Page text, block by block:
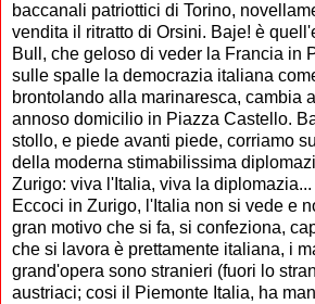
baccanali patriottici di Torino,
vendita il ritratto di Orsini. Baje! è
Bull, che geloso di veder la Francia in
sulle spalle la democrazia italiana
brontolando alla marinaresca, cambia
annoso domicilio in Piazza Castello.
stollo, e piede avanti piede, corriamo
della moderna stimabilissima
Zurigo: viva l'Italia, viva la diplomazia...
Eccoci in Zurigo, l'Italia non si vede e
gran motivo che si fa, si confeziona,
che si lavora è prettamente italiana, i
grand'opera sono stranieri (fuori lo
austriaci; cosi il Piemonte Italia, ha